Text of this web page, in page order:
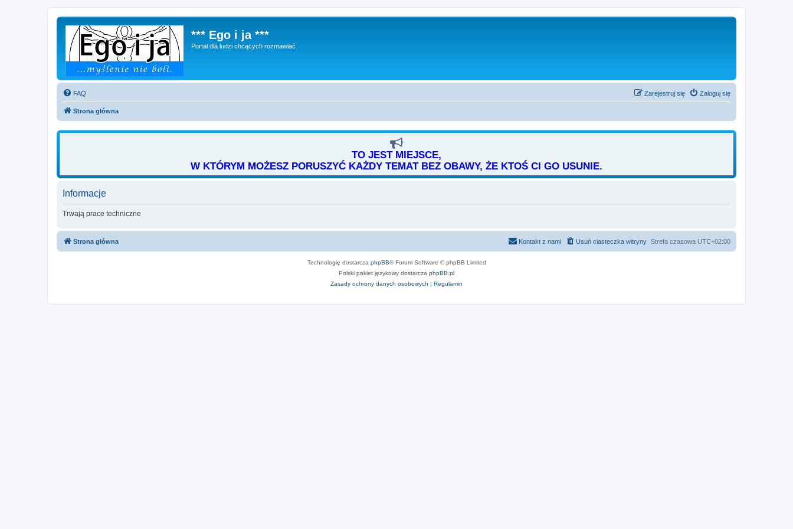
*** Ego i ja ***
Portal dla ludzi chcących rozmawiać
FAQ Zaloguj się
Zarejestruj się
Strona główna
TO JEST MIEJSCE,
W KTÓRYM MOŻESZ PORUSZYĆ KAŻDY TEMAT BEZ OBAWY, ŻE KTOŚ CI GO USUNIE.
Informacje
Trwają prace techniczne
Strona główna Strefa czasowa UTC+02:00
Usuń ciasteczka witryny
Kontakt z nami
Technologię dostarcza phpBB® Forum Software © phpBB Limited
Polski pakiet językowy dostarcza phpBB.pl
Zasady ochrony danych osobowych | Regulamin